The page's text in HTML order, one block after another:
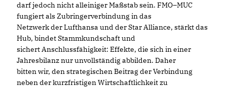
darf jedoch nicht alleiniger Maßstab sein. FMO–MUC
fungiert als Zubringerverbindung in das
Netzwerk der Lufthansa und der Star Alliance, stärkt das
Hub, bindet Stammkundschaft und
sichert Anschlussfähigkeit: Effekte, die sich in einer
Jahresbilanz nur unvollständig abbilden. Daher
bitten wir, den strategischen Beitrag der Verbindung
neben der kurzfristigen Wirtschaftlichkeit zu